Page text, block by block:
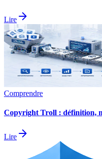
Lire
Comprendre
Copyright Troll : définition,
Lire